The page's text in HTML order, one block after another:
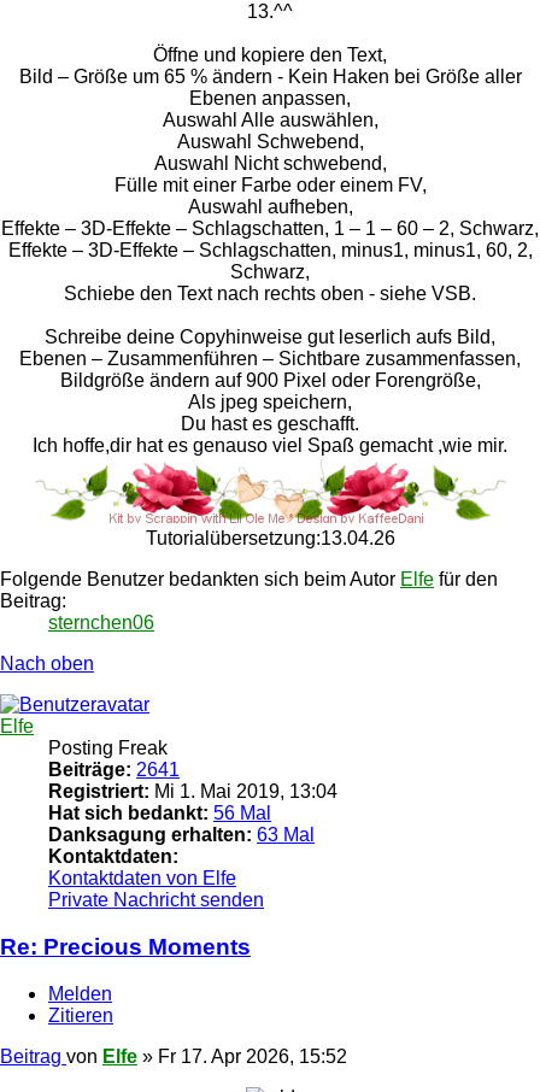
13.^^
Öffne und kopiere den Text,
Bild – Größe um 65 % ändern - Kein Haken bei Größe aller
Ebenen anpassen,
Auswahl Alle auswählen,
Auswahl Schwebend,
Auswahl Nicht schwebend,
Fülle mit einer Farbe oder einem FV,
Auswahl aufheben,
Effekte – 3D-Effekte – Schlagschatten, 1 – 1 – 60 – 2, Schwarz,
Effekte – 3D-Effekte – Schlagschatten, minus1, minus1, 60, 2,
Schwarz,
Schiebe den Text nach rechts oben - siehe VSB.
Schreibe deine Copyhinweise gut leserlich aufs Bild,
Ebenen – Zusammenführen – Sichtbare zusammenfassen,
Bildgröße ändern auf 900 Pixel oder Forengröße,
Als jpeg speichern,
Du hast es geschafft.
Ich hoffe,dir hat es genauso viel Spaß gemacht ,wie mir.
Tutorialübersetzung:13.04.26
Folgende Benutzer bedankten sich beim Autor Elfe für den
Beitrag:
sternchen06
Nach oben
Elfe
Posting Freak
Beiträge: 2641
Registriert: Mi 1. Mai 2019, 13:04
Hat sich bedankt: 56 Mal
Danksagung erhalten: 63 Mal
Kontaktdaten:
Kontaktdaten von Elfe
Private Nachricht senden
Re: Precious Moments
Melden
Zitieren
Beitrag von Elfe » Fr 17. Apr 2026, 15:52